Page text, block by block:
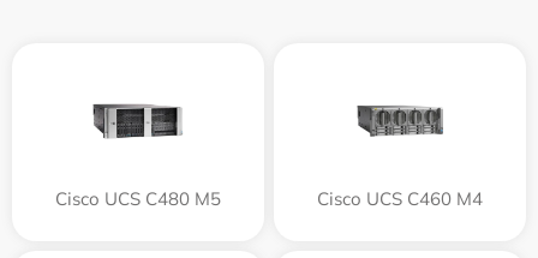
Cisco UCS C480 M5 Cisco UCS C460 M4